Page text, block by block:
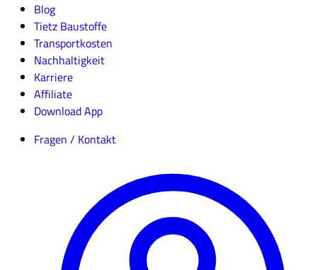
Blog
Tietz Baustoffe
Transportkosten
Nachhaltigkeit
Karriere
Affiliate
Download App
Fragen / Kontakt